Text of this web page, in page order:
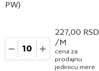
PW)
Količina
227,00 RSD
/M
cena za
prodajnu
jedinicu mere